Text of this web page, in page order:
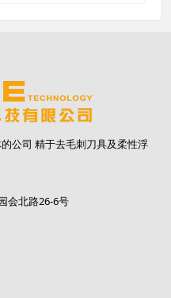
公司 精于去毛刺刀具及柔性浮
会北路26-6号